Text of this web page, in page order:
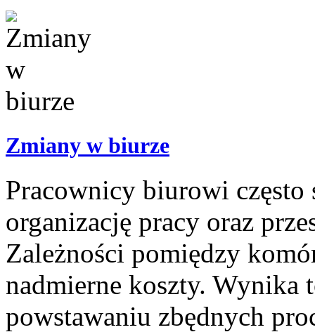
Zmiany w biurze
Pracownicy biurowi często
organizację pracy oraz
Zależności pomiędzy
nadmierne koszty. Wynika
powstawaniu zbędnych